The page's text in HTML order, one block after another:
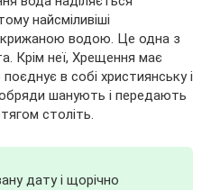
найсміливіші
крижаною водою. Це одна з
Крім неї, Хрещення має
в собі християнську і
обряди шанують і передають
століть.
дату і щорічно